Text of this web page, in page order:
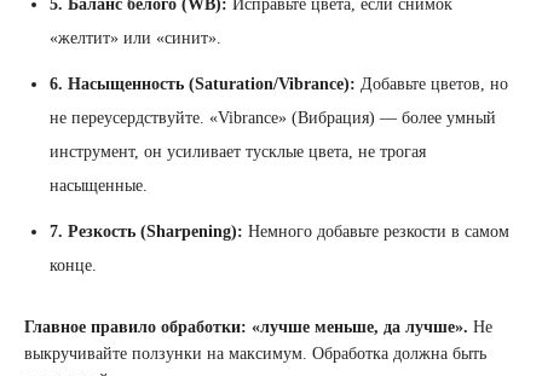
5. Баланс белого (WB): Исправьте цвета, если снимок
«желтит» или «синит».
6. Насыщенность (Saturation/Vibrance): Добавьте цветов, но
не переусердствуйте. «Vibrance» (Вибрация) — более умный
инструмент, он усиливает тусклые цвета, не трогая
насыщенные.
7. Резкость (Sharpening): Немного добавьте резкости в самом
конце.
Главное правило обработки: «лучше меньше, да лучше». Не
выкручивайте ползунки на максимум. Обработка должна быть